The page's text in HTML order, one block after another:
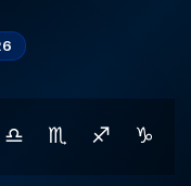
♎ ♏ ♐ ♑